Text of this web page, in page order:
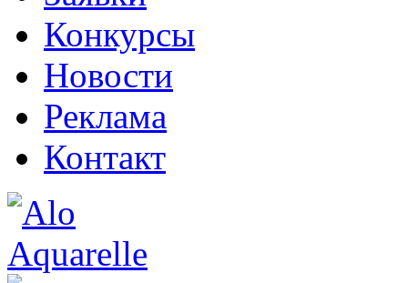
Конкурсы
Новости
Реклама
Контакт